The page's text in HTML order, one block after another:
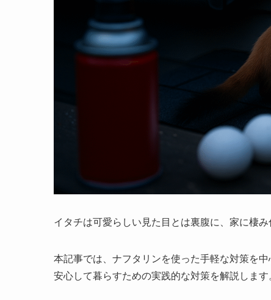
イタチは可愛らしい見た目とは裏腹に、家に棲
本記事では、ナフタリンを使った手軽な対策を
安心して暮らすための実践的な対策を解説します